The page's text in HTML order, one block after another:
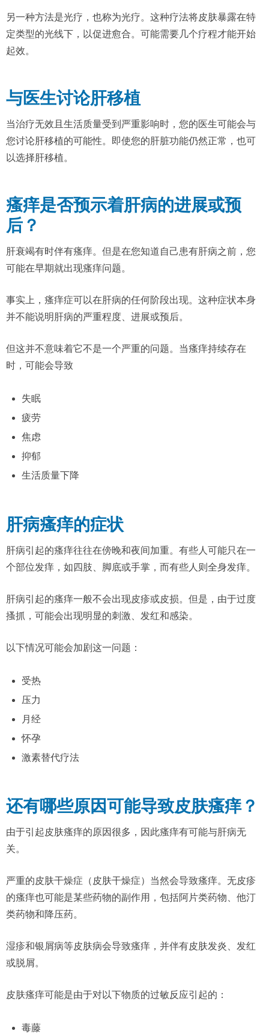
另一种方法是光疗，也称为光疗。这种疗法将皮肤暴露在特
定类型的光线下，以促进愈合。可能需要几个疗程才能开始
起效。
与医生讨论肝移植
当治疗无效且生活质量受到严重影响时，您的医生可能会与
您讨论肝移植的可能性。即使您的肝脏功能仍然正常，也可
以选择肝移植。
瘙痒是否预示着肝病的进展或预
后？
肝衰竭有时伴有瘙痒。但是在您知道自己患有肝病之前，您
可能在早期就出现瘙痒问题。
事实上，瘙痒症可以在肝病的任何阶段出现。这种症状本身
并不能说明肝病的严重程度、进展或预后。
但这并不意味着它不是一个严重的问题。当瘙痒持续存在
时，可能会导致
失眠
疲劳
焦虑
抑郁
生活质量下降
肝病瘙痒的症状
肝病引起的瘙痒往往在傍晚和夜间加重。有些人可能只在一
个部位发痒，如四肢、脚底或手掌，而有些人则全身发痒。
肝病引起的瘙痒一般不会出现皮疹或皮损。但是，由于过度
搔抓，可能会出现明显的刺激、发红和感染。
以下情况可能会加剧这一问题：
受热
压力
月经
怀孕
激素替代疗法
还有哪些原因可能导致皮肤瘙痒？
由于引起皮肤瘙痒的原因很多，因此瘙痒有可能与肝病无
关。
严重的皮肤干燥症（皮肤干燥症）当然会导致瘙痒。无皮疹
的瘙痒也可能是某些药物的副作用，包括阿片类药物、他汀
类药物和降压药。
湿疹和银屑病等皮肤病会导致瘙痒，并伴有皮肤发炎、发红
或脱屑。
皮肤瘙痒可能是由于对以下物质的过敏反应引起的：
毒藤